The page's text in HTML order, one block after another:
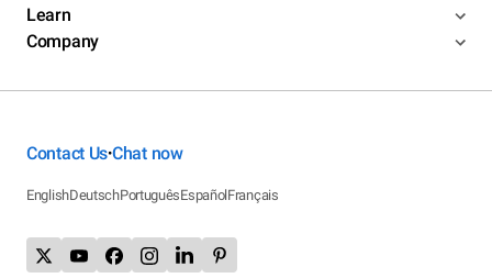
Learn
Company
Contact Us•Chat now
EnglishDeutschPortuguêsEspañolFrançais